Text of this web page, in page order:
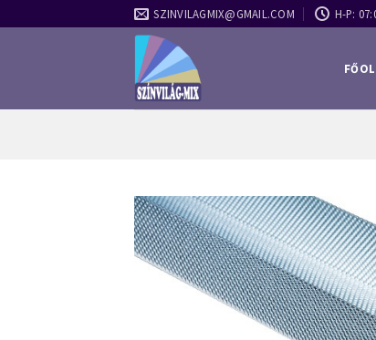
to
SZINVILAGMIX@GMAIL.COM H-P: